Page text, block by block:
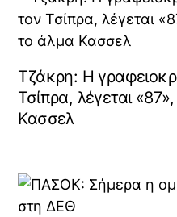
Τζάκρη: Η
Τσίπρα, λέγεται
Κασσελ